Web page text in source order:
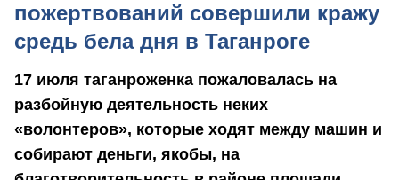
пожертвований совершили кражу
средь бела дня в Таганроге
17 июля таганроженка пожаловалась на
разбойную деятельность неких
«волонтеров», которые ходят между машин и
собирают деньги, якобы, на